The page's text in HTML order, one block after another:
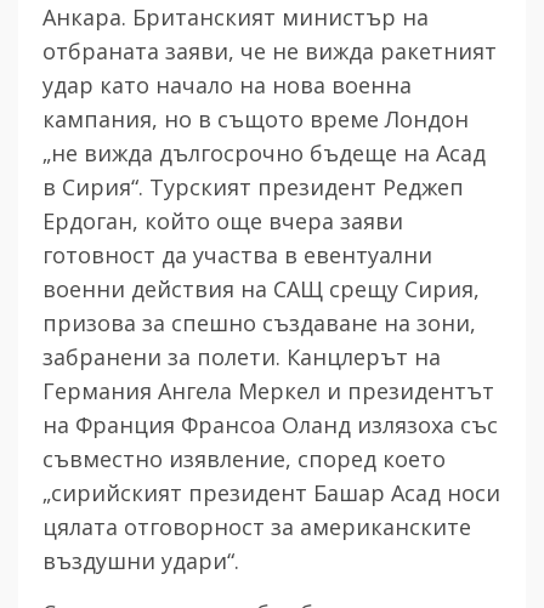
Анкара. Британският министър на
отбраната заяви, че не вижда ракетният
удар като начало на нова военна
кампания, но в същото време Лондон
„не вижда дългосрочно бъдеще на Асад
в Сирия“. Турският президент Реджеп
Ердоган, който още вчера заяви
готовност да участва в евентуални
военни действия на САЩ срещу Сирия,
призова за спешно създаване на зони,
забранени за полети. Канцлерът на
Германия Ангела Меркел и президентът
на Франция Франсоа Оланд излязоха със
съвместно изявление, според което
„сирийският президент Башар Асад носи
цялата отговорност за американските
въздушни удари“.